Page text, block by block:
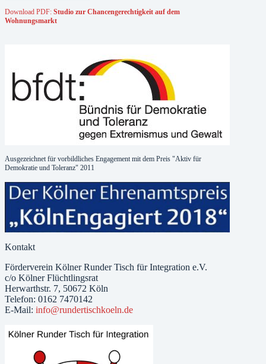
Download PDF: Studio zur Chancengerechtigkeit auf dem
Wohnungsmarkt
Ausgezeichnet für vorbildliches Engagement mit dem Preis "Aktiv für
Demokratie und Toleranz" 2011
Kontakt
Förderverein Kölner Runder Tisch für Integration e.V.
c/o Kölner Flüchtlingsrat
Herwarthstr. 7, 50672 Köln
Telefon: 0162 7470142
E-Mail: info@rundertischkoeln.de